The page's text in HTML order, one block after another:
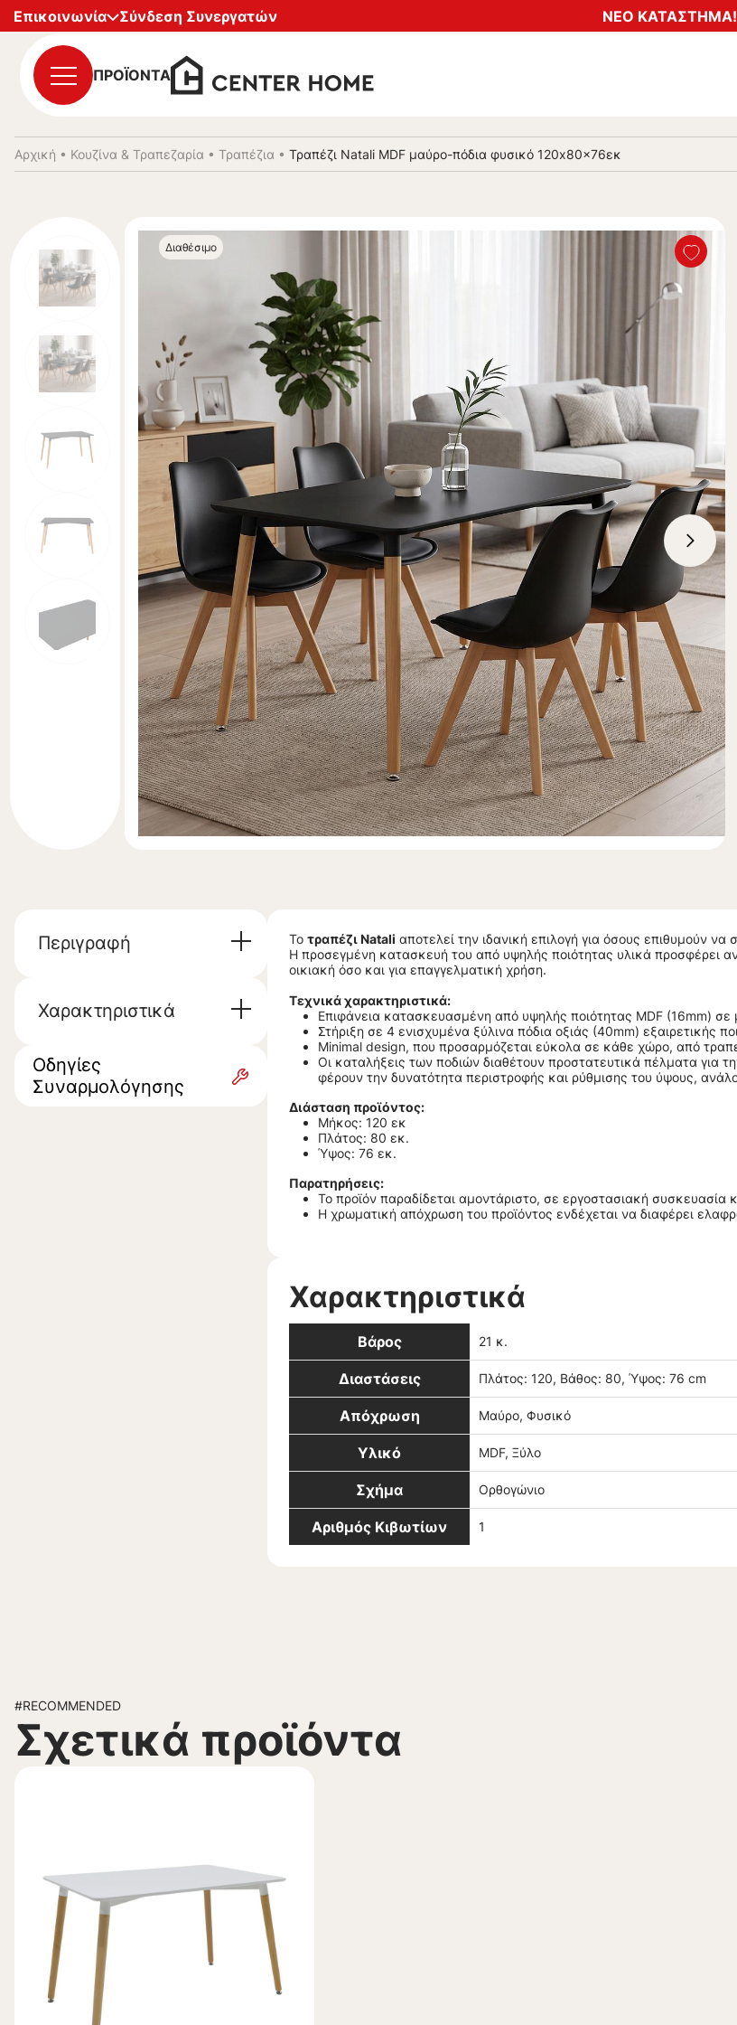
Επικοινωνία
Σύνδεση Συνεργατών ΝΕΟ ΚΑΤΑΣΤΗΜΑ!
ΠΡΟΪΟΝΤΑ
Αρχική • Κουζίνα & Τραπεζαρία • Τραπέζια • Τραπέζι Natali MDF μαύρο-πόδια φυσικό 120x80x76εκ
Διαθέσιμο
Περιγραφή
Χαρακτηριστικά
Οδηγίες
Συναρμολόγησης
Το τραπέζι Natali αποτελεί την ιδανική επιλογή για όσους επιθυμούν
Η προσεγμένη κατασκευή του από υψηλής ποιότητας υλικά προσφέρει
οικιακή όσο και για επαγγελματική χρήση.
Τεχνικά χαρακτηριστικά:
Επιφάνεια κατασκευασμένη από υψηλής ποιότητας MDF (16mm)
Στήριξη σε 4 ενισχυμένα ξύλινα πόδια οξιάς (40mm) εξαιρετικής
Minimal design, που προσαρμόζεται εύκολα σε κάθε χώρο, από
Οι καταλήξεις των ποδιών διαθέτουν προστατευτικά πέλματα για
φέρουν την δυνατότητα περιστροφής και ρύθμισης του ύψους,
Διάσταση προϊόντος:
Μήκος: 120 εκ
Πλάτος: 80 εκ.
Ύψος: 76 εκ.
Παρατηρήσεις:
Το προϊόν παραδίδεται αμοντάριστο, σε εργοστασιακή
Η χρωματική απόχρωση του προϊόντος ενδέχεται να διαφέρει
Χαρακτηριστικά
Βάρος 21 κ.
Διαστάσεις Πλάτος: 120, Βάθος: 80, Ύψος: 76 cm
Απόχρωση Μαύρο, Φυσικό
Υλικό MDF, Ξύλο
Σχήμα Ορθογώνιο
Αριθμός Κιβωτίων 1
#RECOMMENDED
Σχετικά προϊόντα